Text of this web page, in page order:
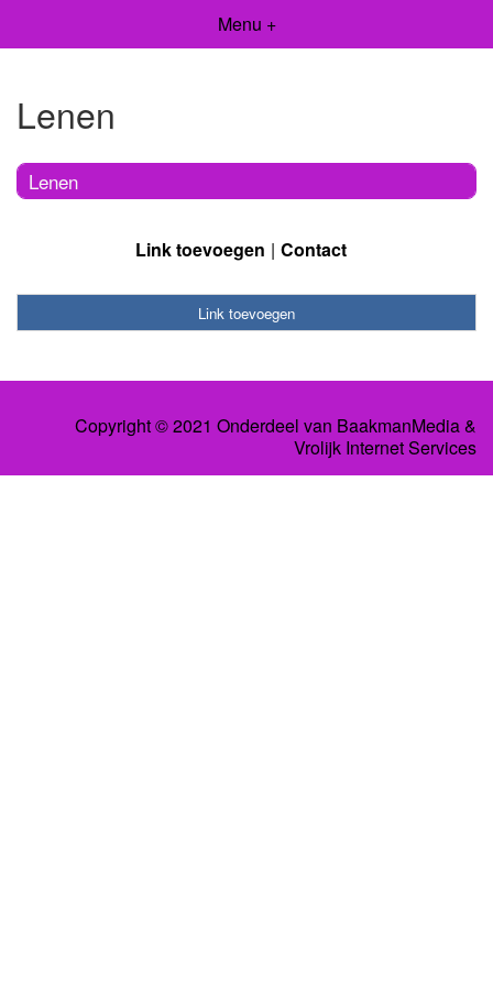
Menu +
Lenen
Lenen
Link toevoegen Contact
Link toevoegen
Copyright © 2021 Onderdeel van BaakmanMedia&
Vrolijk Internet Services